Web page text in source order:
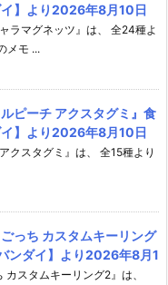
】より2026年8月10日
ラマグネッツ』は、 全24種よ
メモ ...
ピーチ アクスタグミ』食
】より2026年8月10日
クスタグミ』は、 全15種より
っち カスタムキーリング
ンダイ】より2026年8月1
カスタムキーリング2』は、